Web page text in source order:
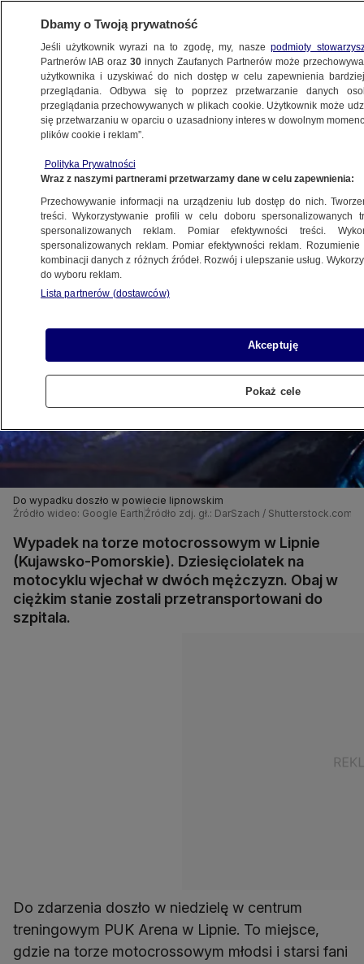
KUJAWSKO-POMORSKIE
osoby, są w ciężkim stanie
2.02.2026, 08:29
Posłuchaj artykułu
Czyta lektor AI
Do wypadku doszło w powiecie lipnowskim
Źródło wideo: Google Earth Źródło zdj. gł.: DarSzach / Shutterstock.com
Wypadek na torze motocrossowym w Lipnie
(Kujawsko-Pomorskie). Dziesięciolatek na
motocyklu wjechał w dwóch mężczyzn. Obaj w
ciężkim stanie zostali przetransportowani do
szpitala.
Do zdarzenia doszło w niedzielę w centrum
treningowym PUK Arena w Lipnie. To miejsce,
gdzie na torze motocrossowym młodsi i starsi fani
Dbamy o Twoją prywatność
Jeśli użytkownik wyrazi na to zgodę, my, naszepodmioty
Partnerów IAB oraz30 innych Zaufanych Partnerów może
użytkownika i uzyskiwać do nich dostęp w celu zapewnienia
przeglądania. Odbywa się to poprzez przetwarzanie danych
przeglądania przechowywanych w plikach cookie. Użytkownik może
się przetwarzaniu w oparciu o uzasadniony interes w dowolnym
plików cookie i reklam”.
Polityka Prywatności
Wraz z naszymi partnerami przetwarzamy dane w celu zapewnienia:
Przechowywanie informacji na urządzeniu lub dostęp do nich.
treści. Wykorzystywanie profili w celu doboru spersonalizowanych
spersonalizowanych reklam. Pomiar efektywności treści.
spersonalizowanych reklam. Pomiar efektywności reklam.
kombinacji danych z różnych źródeł. Rozwój i ulepszanie usług.
do wyboru reklam.
Lista partnerów (dostawców)
Akceptuję
Pokaż cele